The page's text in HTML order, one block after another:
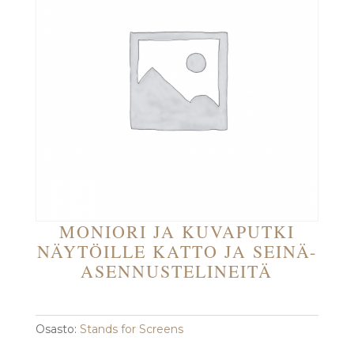
MONIORI JA KUVAPUTKI
NÄYTÖILLE KATTO JA SEINÄ-
ASENNUSTELINEITÄ
Osasto: Stands for Screens